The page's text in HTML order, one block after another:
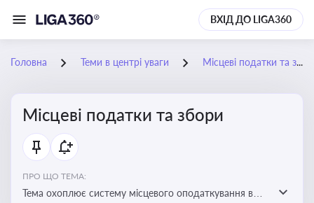
ВХІД ДО LIGA360
Головна Теми в центрі уваги Місцеві податки та збори
Місцеві податки та збори
ПРО ЩО ТЕМА:
Тема охоплює систему місцевого оподаткування в